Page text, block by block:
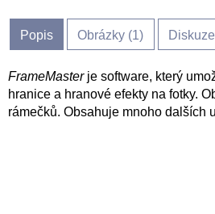
Popis Obrázky (1)
FrameMasterje software, který
hranice a hranové efekty na fotky.
rámečků. Obsahuje mnoho dalších